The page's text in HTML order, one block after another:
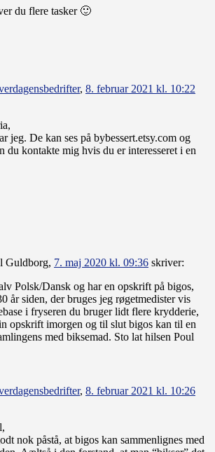
du flere tasker 🙂
, 8. februar 2021 kl. 10:22
jeg. De kan ses på bybessert.etsy.com og
du kontakte mig hvis du er interesseret i en
Guldborg, 7. maj 2020 kl. 09:36 skriver:
Polsk/Dansk og har en opskrift på bigos,
år siden, der bruges jeg røgetmedister vis
i fryseren du bruger lidt flere krydderie,
opskrift imorgen og til slut bigos kan til en
med biksemad. Sto lat hilsen Poul
, 8. februar 2021 kl. 10:26
nok påstå, at bigos kan sammenlignes med